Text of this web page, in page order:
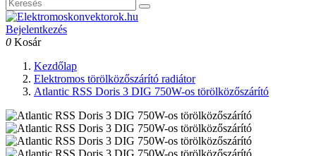
Bejelentkezés
0 Kosár
Kezdőlap
Elektromos törölközőszárító radiátor
Atlantic RSS Doris 3 DIG 750W-os törölközőszárító